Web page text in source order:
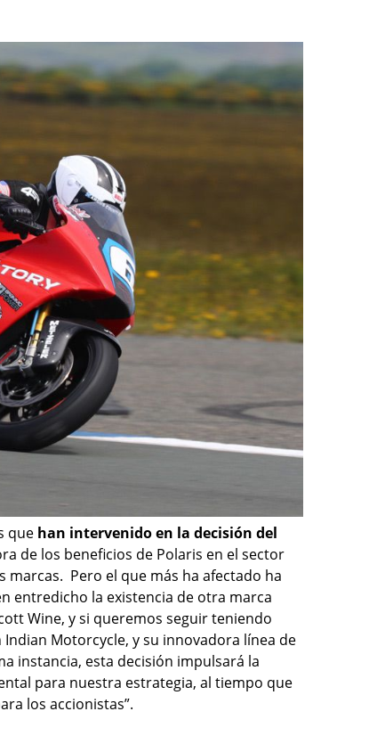
que han intervenido en la decisión del
de los beneficios de Polaris en el sector
Pero el que más ha afectado ha
entredicho la existencia de otra marca
Wine, y si queremos seguir teniendo
Motorcycle, y su innovadora línea de
instancia, esta decisión impulsará la
para nuestra estrategia, al tiempo que
los accionistas”.